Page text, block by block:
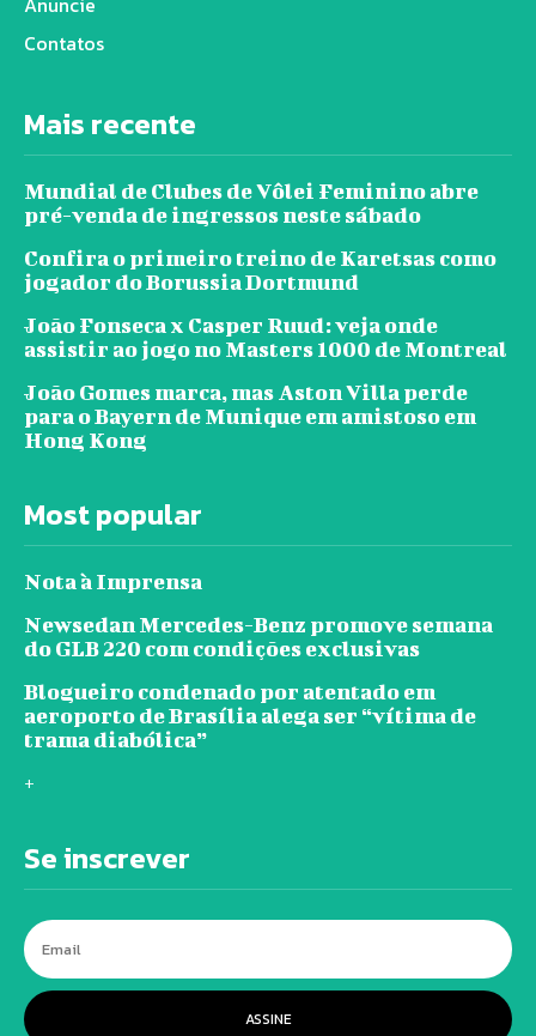
Contatos
Mais recente
Mundial de Clubes de Vôlei Feminino abre
pré-venda de ingressos neste sábado
Confira o primeiro treino de Karetsas como
jogador do Borussia Dortmund
João Fonseca x Casper Ruud: veja onde
assistir ao jogo no Masters 1000 de Montreal
João Gomes marca, mas Aston Villa perde
para o Bayern de Munique em amistoso em
Hong Kong
Most popular
Nota à Imprensa
Newsedan Mercedes-Benz promove semana
do GLB 220 com condições exclusivas
Blogueiro condenado por atentado em
aeroporto de Brasília alega ser “vítima de
trama diabólica”
+
Se inscrever
ASSINE